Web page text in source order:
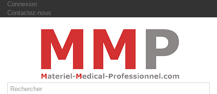
Connexion
Contactez-nous